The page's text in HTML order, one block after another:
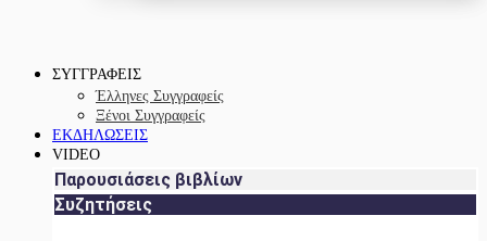
ΣΥΓΓΡΑΦΕΙΣ
Έλληνες Συγγραφείς
Ξένοι Συγγραφείς
ΕΚΔΗΛΩΣΕΙΣ
VIDEO
Παρουσιάσεις βιβλίων
Συζητήσεις